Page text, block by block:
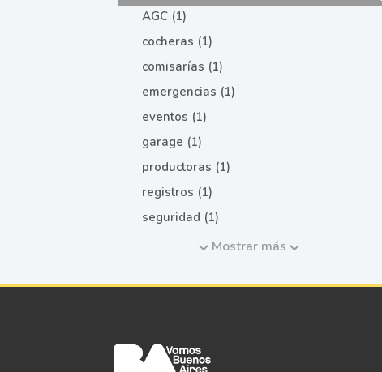
AGC (1)
cocheras (1)
comisarías (1)
emergencias (1)
eventos (1)
garage (1)
productoras (1)
registros (1)
seguridad (1)
Mostrar más